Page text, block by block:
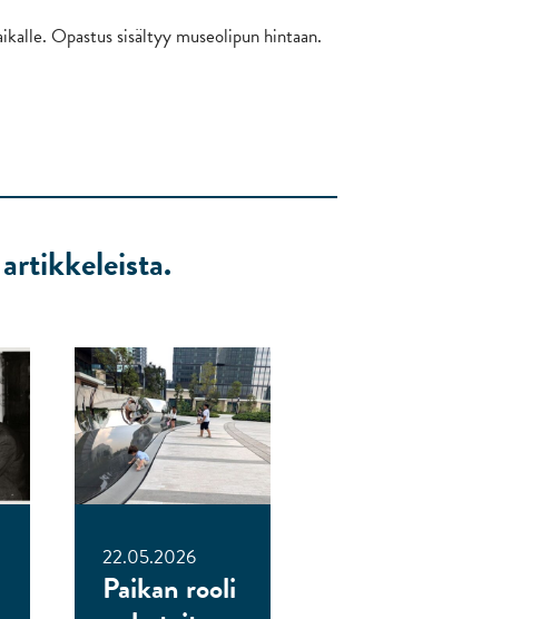
Opastus sisältyy museolipun hintaan.
22.05.2026
Paikan rooli